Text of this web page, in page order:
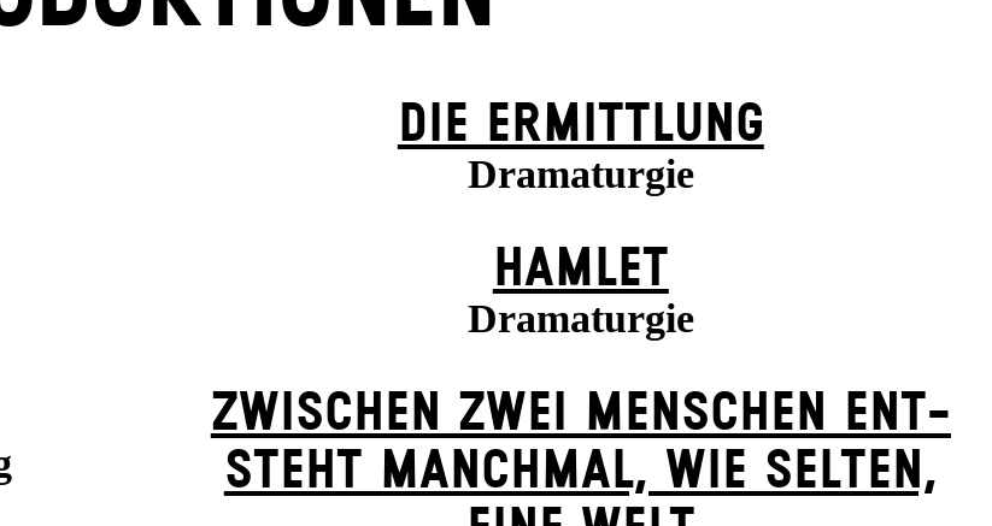
DIE ERMITTLUNG
Dramaturgie
HAMLET
Dramaturgie
ZWISCHEN ZWEI MENSCHEN ENT­
STEHT MANCH­MAL, WIE SELTEN,